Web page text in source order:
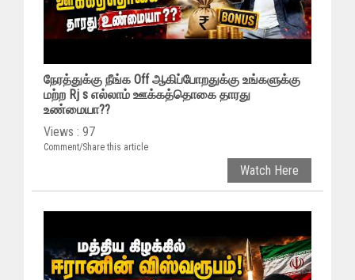
நேரத்துக்கு நீங்க Off ஆகிப்போறதுக்கு உங்களுக்கு
மற்ற Rj s எல்லாம் ஊக்கத்தொகை தாரது
உண்மையா??
Views : 97
Comment/Share this article
Watch Here